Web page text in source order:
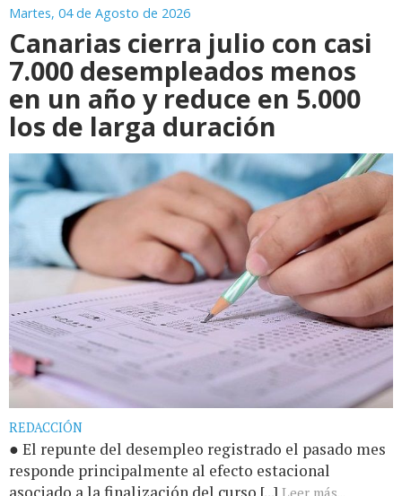
Martes, 04 de Agosto de 2026
Canarias cierra julio con casi
7.000 desempleados menos
en un año y reduce en 5.000
los de larga duración
REDACCIÓN
● El repunte del desempleo registrado el pasado mes
responde principalmente al efecto estacional